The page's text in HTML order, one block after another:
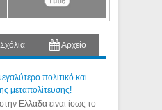
Σχόλια Αρχείο
πολιτικό και
μεταπολίτευσης!
Ελλάδα είναι ίσως το